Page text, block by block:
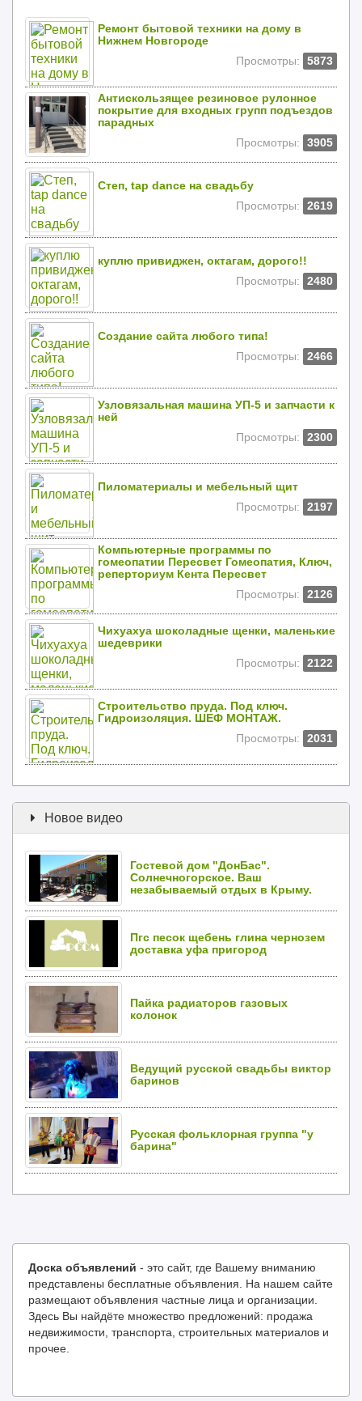
Ремонт бытовой техники на дому в
Нижнем Новгороде
Просмотры:
5873
Антискользящее резиновое рулонное
покрытие для входных групп подъездов
парадных
Просмотры:
3905
Степ, tap dance на свадьбу
Просмотры:
2619
куплю привиджен, октагам, дорого!!
Просмотры:
2480
Создание сайта любого типа!
Просмотры:
2466
Узловязальная машина УП-5 и запчасти к
ней
Просмотры:
2300
Пиломатериалы и мебельный щит
Просмотры:
2197
Компьютерные программы по
гомеопатии Пересвет Гомеопатия, Ключ,
реперториум Кента Пересвет
Просмотры:
2126
Чихуахуа шоколадные щенки, маленькие
шедеврики
Просмотры:
2122
Строительство пруда. Под ключ.
Гидроизоляция. ШЕФ МОНТАЖ.
Просмотры:
2031
Новое видео
Гостевой дом "ДонБас".
Солнечногорское. Ваш
незабываемый отдых в Крыму.
Пгс песок щебень глина чернозем
доставка уфа пригород
Пайка радиаторов газовых
колонок
Ведущий русской свадьбы виктор
баринов
Русская фольклорная группа "у
барина"
Доска объявлений - это сайт, где Вашему вниманию
представлены бесплатные объявления. На нашем сайте
размещают объявления частные лица и организации.
Здесь Вы найдёте множество предложений: продажа
недвижимости, транспорта, строительных материалов и
прочее.